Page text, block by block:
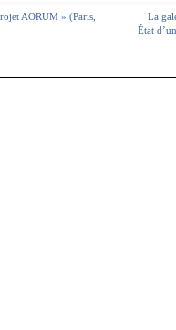
AORUM » (Paris,
La
État